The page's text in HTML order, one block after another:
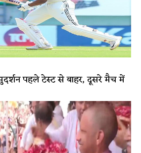
पहले टेस्ट से बाहर, दूसरे मैच में